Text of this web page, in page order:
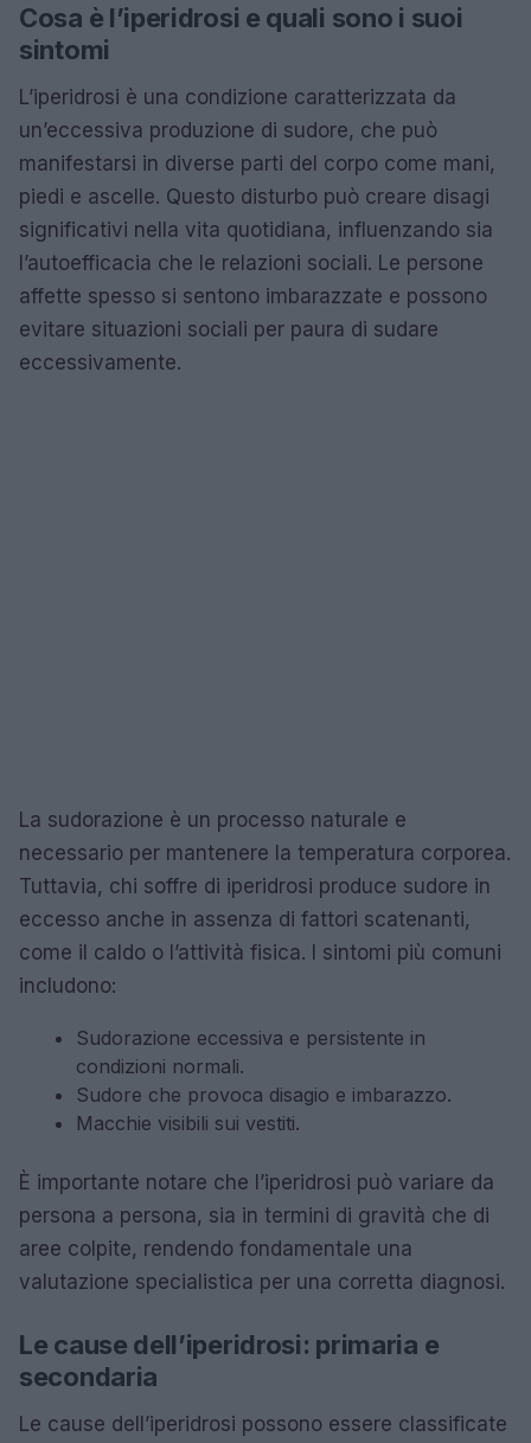
Cosa è l’iperidrosi e quali sono i suoi
sintomi
L’iperidrosi è una condizione caratterizzata da
un’eccessiva produzione di sudore, che può
manifestarsi in diverse parti del corpo come mani,
piedi e ascelle. Questo disturbo può creare disagi
significativi nella vita quotidiana, influenzando sia
l’autoefficacia che le relazioni sociali. Le persone
affette spesso si sentono imbarazzate e possono
evitare situazioni sociali per paura di sudare
eccessivamente.
La sudorazione è un processo naturale e
necessario per mantenere la temperatura corporea.
Tuttavia, chi soffre di iperidrosi produce sudore in
eccesso anche in assenza di fattori scatenanti,
come il caldo o l’attività fisica. I sintomi più comuni
includono:
Sudorazione eccessiva e persistente in
condizioni normali.
Sudore che provoca disagio e imbarazzo.
Macchie visibili sui vestiti.
È importante notare che l’iperidrosi può variare da
persona a persona, sia in termini di gravità che di
aree colpite, rendendo fondamentale una
valutazione specialistica per una corretta diagnosi.
Le cause dell’iperidrosi: primaria e
secondaria
Le cause dell’iperidrosi possono essere classificate